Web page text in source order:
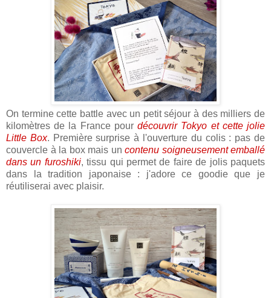
On termine cette battle avec un petit séjour à des milliers de
kilomètres de la France pourdécouvrir Tokyo et cette jolie
Little Box. Première surprise à l'ouverture du colis : pas de
couvercle à la box mais un contenu soigneusement emballé
dans un furoshiki, tissu qui permet de faire de jolis paquets
dans la tradition japonaise : j'adore ce goodie que je
réutiliserai avec plaisir.